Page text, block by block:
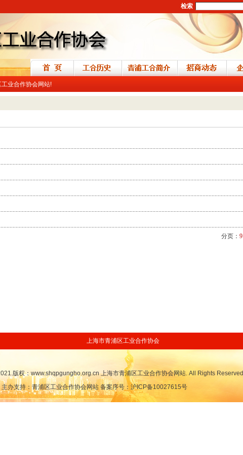
检索
业合作协会网站!
分页： 9
上海市青浦区工业合作协会
版权：www.shqpgungho.org.cn 上海市青浦区工业合作协会网站. All Rights Reserved
主办支持：青浦区工业合作协会网站 备案序号：沪ICP备10027615号